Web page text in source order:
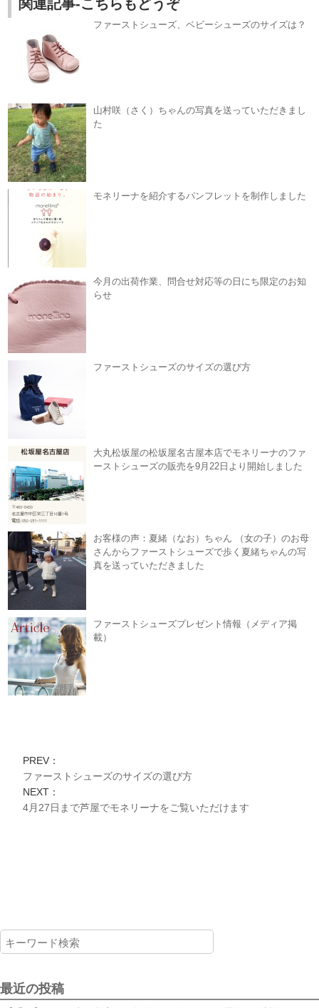
関連記事-こちらもどうぞ
ファーストシューズ、ベビーシューズのサイズは？
山村咲（さく）ちゃんの写真を送っていただきまし
た
モネリーナを紹介するパンフレットを制作しました
今月の出荷作業、問合せ対応等の日にち限定のお知
らせ
ファーストシューズのサイズの選び方
大丸松坂屋の松坂屋名古屋本店でモネリーナのファ
ーストシューズの販売を9月22日より開始しました
お客様の声：夏緒（なお）ちゃん （女の子）のお母
さんからファーストシューズで歩く夏緒ちゃんの写
真を送っていただきました
ファーストシューズプレゼント情報（メディア掲
載）
PREV：
ファーストシューズのサイズの選び方
NEXT：
4月27日まで芦屋でモネリーナをご覧いただけます
最近の投稿